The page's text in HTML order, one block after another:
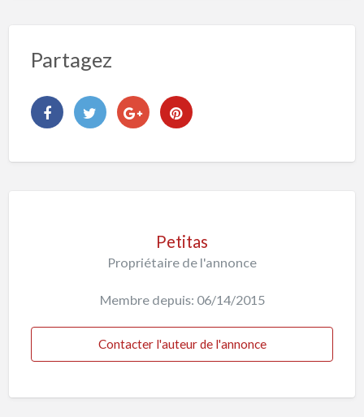
Partagez
Petitas
Propriétaire de l'annonce
Membre depuis: 06/14/2015
Contacter l'auteur de l'annonce